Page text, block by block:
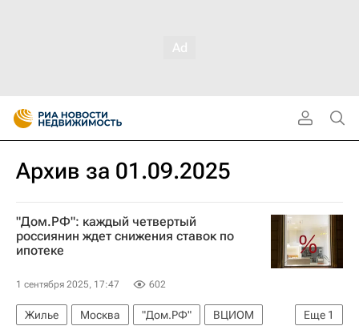
Архив за 01.09.2025
"Дом.РФ": каждый четвертый
россиянин ждет снижения ставок по
ипотеке
1 сентября 2025, 17:47 602
Еще 1
Жилье Москва "Дом.РФ"
ВЦИОМ